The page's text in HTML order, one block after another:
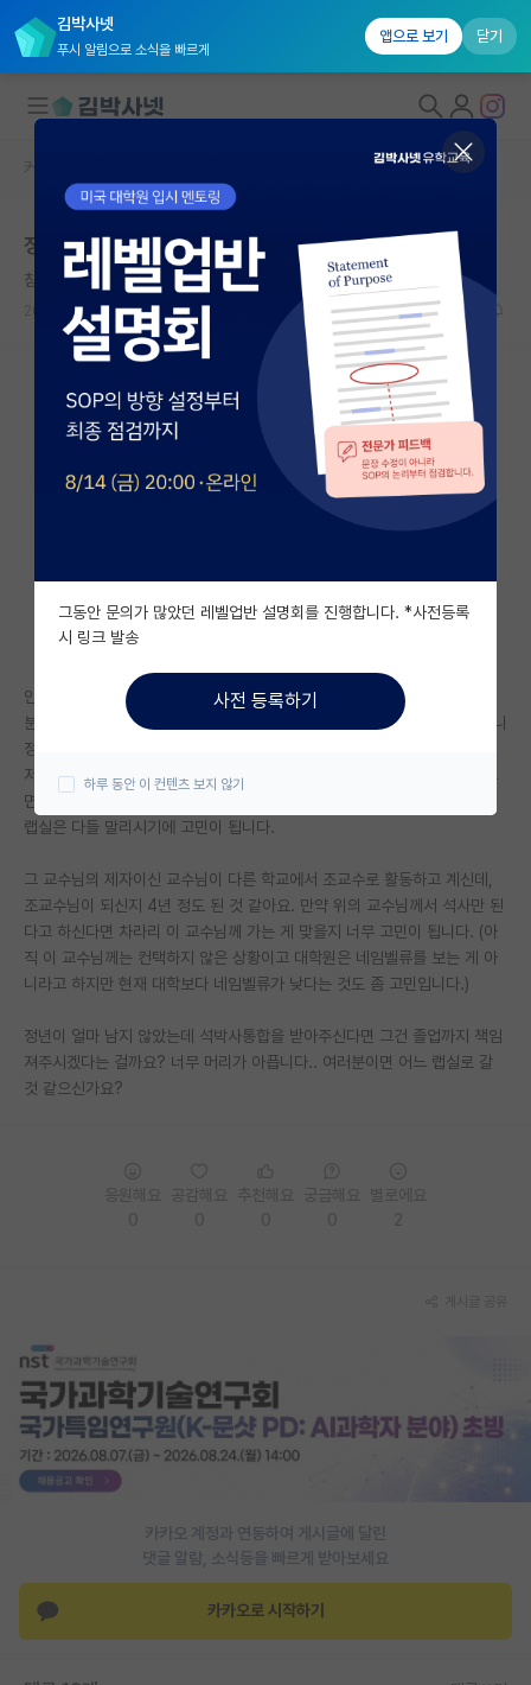
김박사넷
푸시 알림으로 소식을 빠르게
앱으로 보기 닫기
대학원생 모집
국내대학원 정보
연구실&오픈랩
커뮤니티
커뮤니티 홈
전체글보기
베스트 게시판
자유 게시판(아무개랩)
미국 유학 게시판
미국 대학원 합격 후기 게시판
대학원생 모집 게시판
연구실(PI) 홍보 게시판
임용 정보 게시판
학부 인턴 게시판
임용 후기 게시판
PI 전용 게시판
홍보 게시판
커리어
유학교육
재팬라운지 🌸
커뮤니티 홈
정년 얼마 남지 않은 교수님 랩실 vs 조교수님 랩실
침착한 시몬 드 보부아르
2024.08.01 12 4696
안녕하세요.
분야에서 유명하신 교수님께 컨택하여 면담을 하기로 한 상태인데, 찾아보니
정년이 4년이 남으신 것 같더라구요.
저는 석박사통합을 하기 원한다고 말씀드렸는데 메일로 거절하지 않으시고
면담을 하러 오라 하신 이유는 아직 잘 모르겠지만, 워낙 정년이 짧게 남은
랩실은 다들 말리시기에 고민이 됩니다.
그 교수님의 제자이신 교수님이 다른 학교에서 조교수로 활동하고 계신데,
조교수님이 되신지 4년 정도 된 것 같아요. 만약 위의 교수님께서 석사만 된
다고 하신다면 차라리 이 교수님께 가는 게 맞을지 너무 고민이 됩니다. (아
직 이 교수님께는 컨택하지 않은 상황이고 대학원은 네임벨류를 보는 게 아
니라고 하지만 현재 대학보다 네임벨류가 낮다는 것도 좀 고민입니다.)
정년이 얼마 남지 않았는데 석박사통합을 받아주신다면 그건 졸업까지 책임
져주시겠다는 걸까요? 너무 머리가 아픕니다.. 여러분이면 어느 랩실로 갈
것 같으신가요?
카카오 계정과 연동하여 게시글에 달린
댓글 알람, 소식등을 빠르게 받아보세요
카카오로 시작하기
그동안 문의가 많았던 레벨업반 설명회를 진행합니다. *사전등록
시 링크 발송
사전 등록하기
하루 동안 이 컨텐츠 보지 않기